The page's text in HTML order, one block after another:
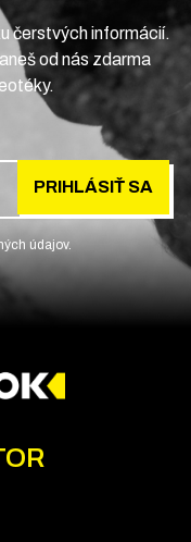
čerstvých informácií.
od nás zdarma
PRIHLÁSIŤ SA
údajov.